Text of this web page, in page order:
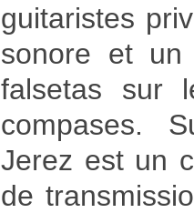
guitaristes
sonore et un
falsetas sur
compases.
Jerez est un
de